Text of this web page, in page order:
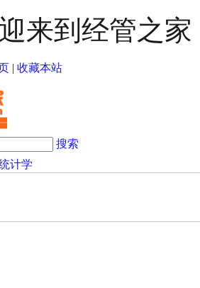
来到经管之家
| 收藏本站
搜索
计学